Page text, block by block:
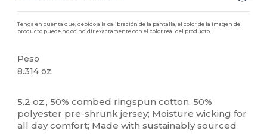
Tenga en cuenta que, debido a la calibración de la pantalla, el color de la imagen del
producto puede no coincidir exactamente con el color real del producto.
Peso
8.314 oz.
5.2 oz., 50% combed ringspun cotton, 50%
polyester pre-shrunk jersey; Moisture wicking for
all day comfort; Made with sustainably sourced